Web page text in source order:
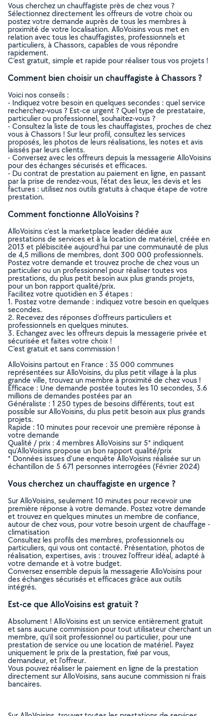
Vous cherchez un chauffagiste près de chez vous ?
Sélectionnez directement les offreurs de votre choix ou
postez votre demande auprès de tous les membres à
proximité de votre localisation. AlloVoisins vous met en
relation avec tous les chauffagistes, professionnels et
particuliers, à Chassors, capables de vous répondre
rapidement.
C’est gratuit, simple et rapide pour réaliser tous vos projets !
Comment bien choisir un chauffagiste à Chassors ?
Voici nos conseils :
- Indiquez votre besoin en quelques secondes : quel service
recherchez-vous ? Est-ce urgent ? Quel type de prestataire,
particulier ou professionnel, souhaitez-vous ?
- Consultez la liste de tous les chauffagistes, proches de chez
vous à Chassors ! Sur leur profil, consultez les services
proposés, les photos de leurs réalisations, les notes et avis
laissés par leurs clients.
- Conversez avec les offreurs depuis la messagerie AlloVoisins
pour des échanges sécurisés et efficaces.
- Du contrat de prestation au paiement en ligne, en passant
par la prise de rendez-vous, l’état des lieux, les devis et les
factures : utilisez nos outils gratuits à chaque étape de votre
prestation.
Comment fonctionne AlloVoisins ?
AlloVoisins c’est la marketplace leader dédiée aux
prestations de services et à la location de matériel, créée en
2013 et plébiscitée aujourd’hui par une communauté de plus
de 4,5 millions de membres, dont 300 000 professionnels.
Postez votre demande et trouvez proche de chez vous un
particulier ou un professionnel pour réaliser toutes vos
prestations, du plus petit besoin aux plus grands projets,
pour un bon rapport qualité/prix.
Facilitez votre quotidien en 3 étapes :
1. Postez votre demande : indiquez votre besoin en quelques
secondes.
2. Recevez des réponses d’offreurs particuliers et
professionnels en quelques minutes.
3. Echangez avec les offreurs depuis la messagerie privée et
sécurisée et faites votre choix !
C’est gratuit et sans commission !
AlloVoisins partout en France : 35 000 communes
représentées sur AlloVoisins, du plus petit village à la plus
grande ville, trouvez un membre à proximité de chez vous !
Efficace : Une demande postée toutes les 10 secondes, 3.6
millions de demandes postées par an
Généraliste : 1 250 types de besoins différents, tout est
possible sur AlloVoisins, du plus petit besoin aux plus grands
projets.
Rapide : 10 minutes pour recevoir une première réponse à
votre demande
Qualité / prix : 4 membres AlloVoisins sur 5* indiquent
qu’AlloVoisins propose un bon rapport qualité/prix
* Données issues d’une enquête AlloVoisins réalisée sur un
échantillon de 5 671 personnes interrogées (Février 2024)
Vous cherchez un chauffagiste en urgence ?
Sur AlloVoisins, seulement 10 minutes pour recevoir une
première réponse à votre demande. Postez votre demande
et trouvez en quelques minutes un membre de confiance,
autour de chez vous, pour votre besoin urgent de chauffage -
climatisation
Consultez les profils des membres, professionnels ou
particuliers, qui vous ont contacté. Présentation, photos de
réalisation, expertises, avis : trouvez l'offreur idéal, adapté à
votre demande et à votre budget.
Conversez ensemble depuis la messagerie AlloVoisins pour
des échanges sécurisés et efficaces grâce aux outils
intégrés.
Est-ce que AlloVoisins est gratuit ?
Absolument ! AlloVoisins est un service entièrement gratuit
et sans aucune commission pour tout utilisateur cherchant un
membre, qu’il soit professionnel ou particulier, pour une
prestation de service ou une location de matériel. Payez
uniquement le prix de la prestation, fixé par vous,
demandeur, et l’offreur.
Vous pouvez réaliser le paiement en ligne de la prestation
directement sur AlloVoisins, sans aucune commission ni frais
bancaires.